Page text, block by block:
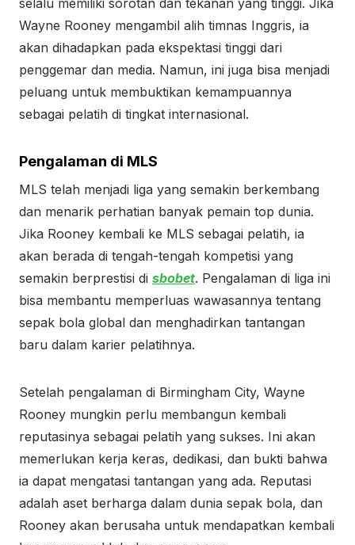
selalu memiliki sorotan dan tekanan yang tinggi. Jika
Wayne Rooney mengambil alih timnas Inggris, ia
akan dihadapkan pada ekspektasi tinggi dari
penggemar dan media. Namun, ini juga bisa menjadi
peluang untuk membuktikan kemampuannya
sebagai pelatih di tingkat internasional.
Pengalaman di MLS
MLS telah menjadi liga yang semakin berkembang
dan menarik perhatian banyak pemain top dunia.
Jika Rooney kembali ke MLS sebagai pelatih, ia
akan berada di tengah-tengah kompetisi yang
semakin berprestisi di sbobet. Pengalaman di liga ini
bisa membantu memperluas wawasannya tentang
sepak bola global dan menghadirkan tantangan
baru dalam karier pelatihnya.
Setelah pengalaman di Birmingham City, Wayne
Rooney mungkin perlu membangun kembali
reputasinya sebagai pelatih yang sukses. Ini akan
memerlukan kerja keras, dedikasi, dan bukti bahwa
ia dapat mengatasi tantangan yang ada. Reputasi
adalah aset berharga dalam dunia sepak bola, dan
Rooney akan berusaha untuk mendapatkan kembali